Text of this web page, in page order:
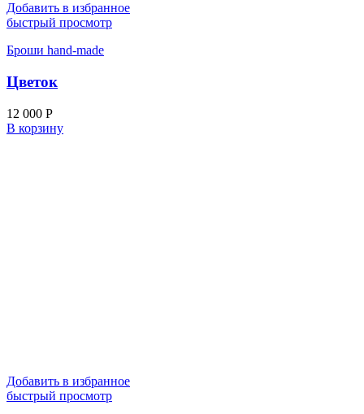
Добавить в избранное
быстрый просмотр
Броши hand-made
Цветок
12 000 Р
В корзину
Добавить в избранное
быстрый просмотр